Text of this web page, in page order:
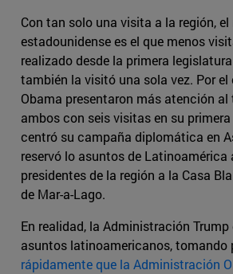
Con tan solo una visita a la región,
estadounidense es el que menos
realizado desde la primera
también la visitó una sola vez. Por el
Obama presentaron más atención
ambos con seis visitas en su
centró su campaña diplomática en
reservó lo asuntos de Latinoamérica
presidentes de la región a la Casa
de Mar-a-Lago.
En realidad, la Administración
asuntos latinoamericanos, tomando
rápidamente que la Administración